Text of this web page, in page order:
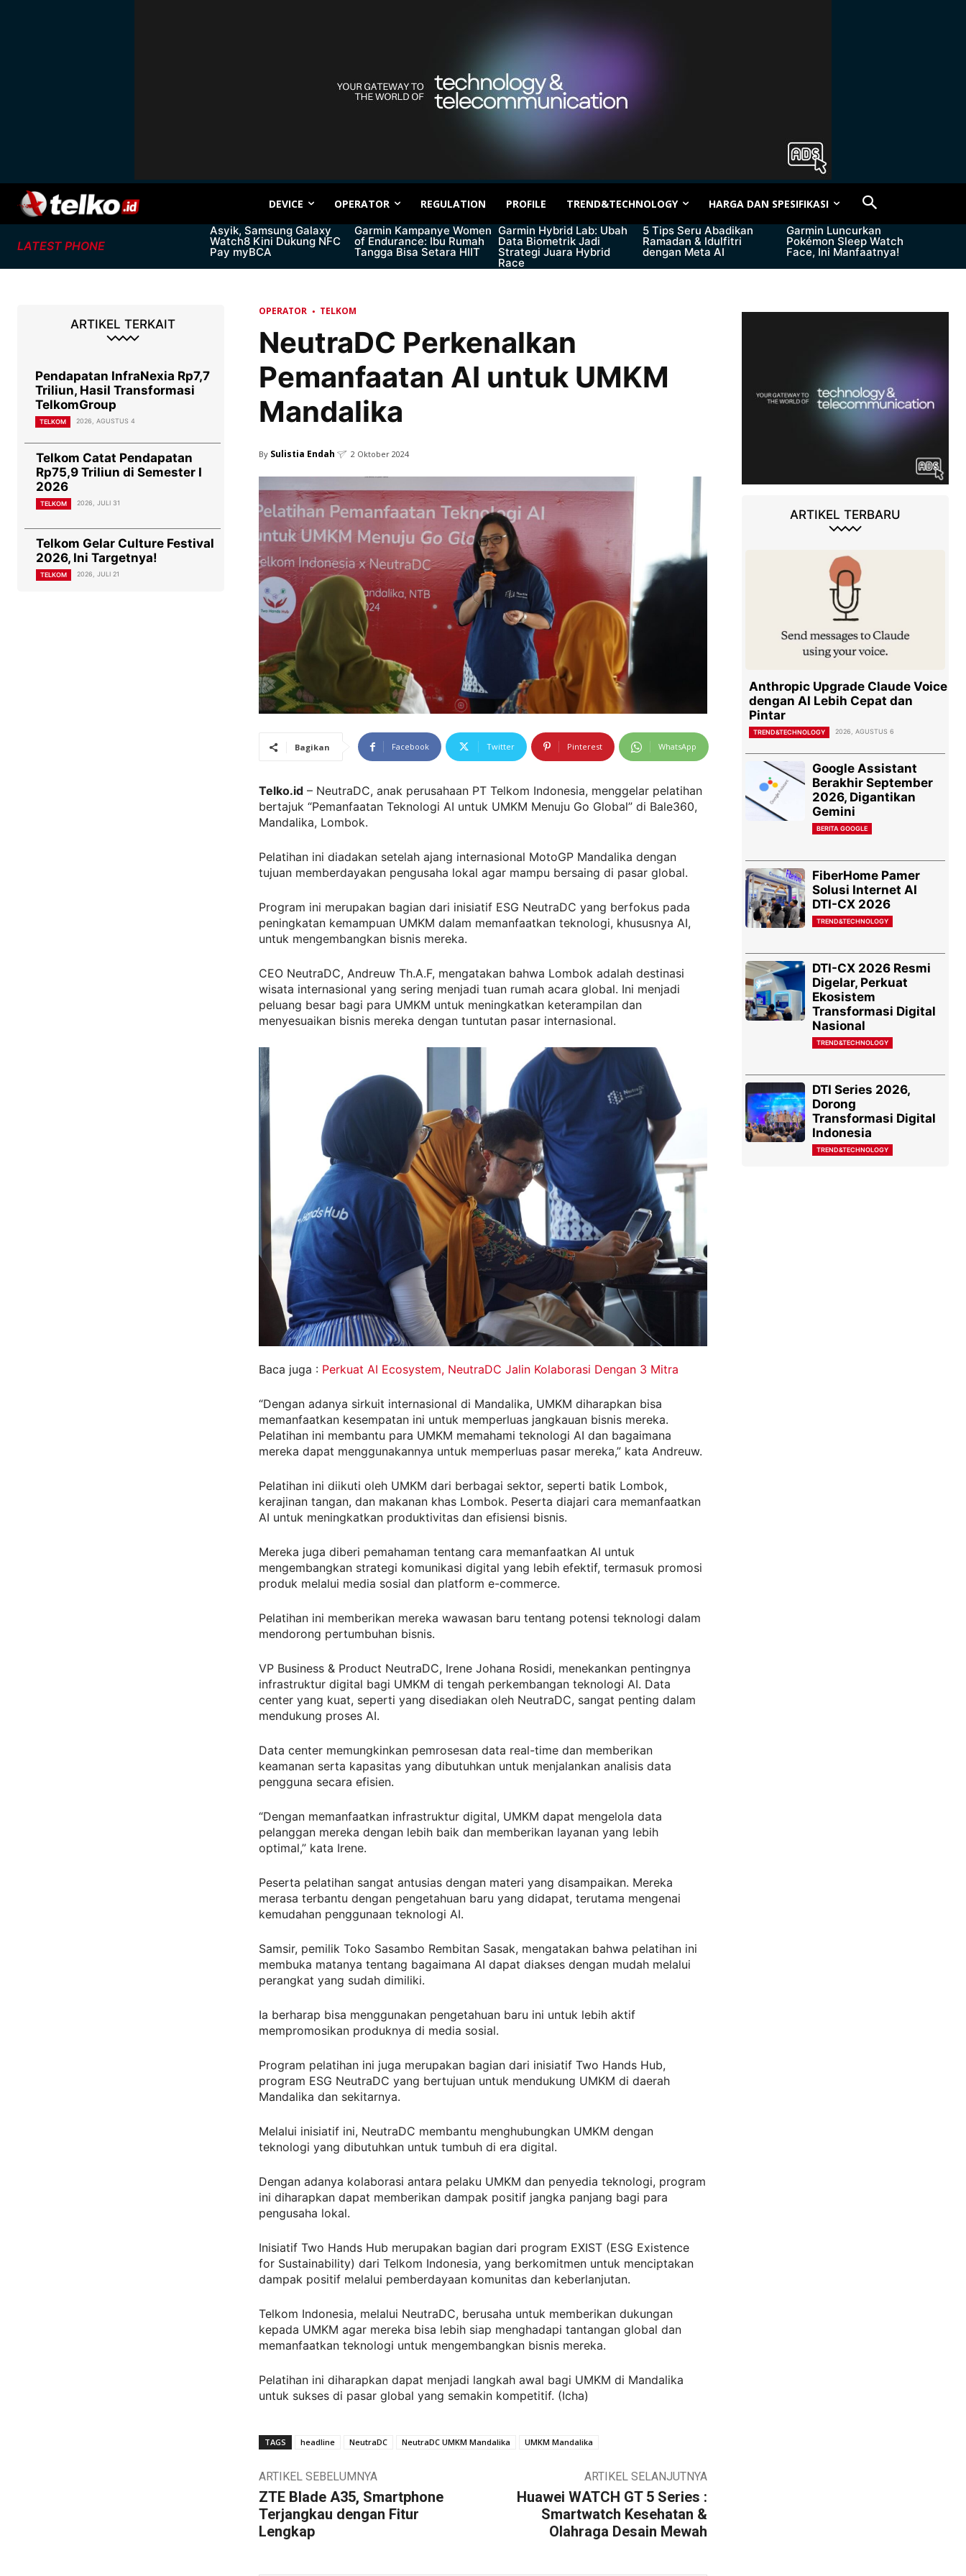
DEVICE OPERATOR REGULATION PROFILE TREND&TECHNOLOGY HARGA DAN SPESIFIKASI
LATEST PHONE
Asyik, Samsung Galaxy
Watch8 Kini Dukung NFC
Pay myBCA
Garmin Kampanye Women
of Endurance: Ibu Rumah
Tangga Bisa Setara HIIT
Garmin Hybrid Lab: Ubah
Data Biometrik Jadi
Strategi Juara Hybrid
Race
5 Tips Seru Abadikan
Ramadan & Idulfitri
dengan Meta AI
Garmin Luncurkan
Pokémon Sleep Watch
Face, Ini Manfaatnya!
ARTIKEL TERKAIT
Pendapatan InfraNexia Rp7,7
Triliun, Hasil Transformasi
TelkomGroup
TELKOM 2026, AGUSTUS 4
Telkom Catat Pendapatan
Rp75,9 Triliun di Semester I
2026
TELKOM 2026, JULI 31
Telkom Gelar Culture Festival
2026, Ini Targetnya!
TELKOM 2026, JULI 21
OPERATOR TELKOM
NeutraDC Perkenalkan
Pemanfaatan AI untuk UMKM
Mandalika
By Sulistia Endah 2 Oktober 2024
Bagikan Facebook Twitter Pinterest WhatsApp
Telko.id – NeutraDC, anak perusahaan PT Telkom Indonesia, menggelar pelatihan
bertajuk “Pemanfaatan Teknologi AI untuk UMKM Menuju Go Global” di Bale360,
Mandalika, Lombok.
Pelatihan ini diadakan setelah ajang internasional MotoGP Mandalika dengan
tujuan memberdayakan pengusaha lokal agar mampu bersaing di pasar global.
Program ini merupakan bagian dari inisiatif ESG NeutraDC yang berfokus pada
peningkatan kemampuan UMKM dalam memanfaatkan teknologi, khususnya AI,
untuk mengembangkan bisnis mereka.
CEO NeutraDC, Andreuw Th.A.F, mengatakan bahwa Lombok adalah destinasi
wisata internasional yang sering menjadi tuan rumah acara global. Ini menjadi
peluang besar bagi para UMKM untuk meningkatkan keterampilan dan
menyesuaikan bisnis mereka dengan tuntutan pasar internasional.
Baca juga : Perkuat AI Ecosystem, NeutraDC Jalin Kolaborasi Dengan 3 Mitra
“Dengan adanya sirkuit internasional di Mandalika, UMKM diharapkan bisa
memanfaatkan kesempatan ini untuk memperluas jangkauan bisnis mereka.
Pelatihan ini membantu para UMKM memahami teknologi AI dan bagaimana
mereka dapat menggunakannya untuk memperluas pasar mereka,” kata Andreuw.
Pelatihan ini diikuti oleh UMKM dari berbagai sektor, seperti batik Lombok,
kerajinan tangan, dan makanan khas Lombok. Peserta diajari cara memanfaatkan
AI untuk meningkatkan produktivitas dan efisiensi bisnis.
Mereka juga diberi pemahaman tentang cara memanfaatkan AI untuk
mengembangkan strategi komunikasi digital yang lebih efektif, termasuk promosi
produk melalui media sosial dan platform e-commerce.
Pelatihan ini memberikan mereka wawasan baru tentang potensi teknologi dalam
mendorong pertumbuhan bisnis.
VP Business & Product NeutraDC, Irene Johana Rosidi, menekankan pentingnya
infrastruktur digital bagi UMKM di tengah perkembangan teknologi AI. Data
center yang kuat, seperti yang disediakan oleh NeutraDC, sangat penting dalam
mendukung proses AI.
Data center memungkinkan pemrosesan data real-time dan memberikan
keamanan serta kapasitas yang dibutuhkan untuk menjalankan analisis data
pengguna secara efisien.
“Dengan memanfaatkan infrastruktur digital, UMKM dapat mengelola data
pelanggan mereka dengan lebih baik dan memberikan layanan yang lebih
optimal,” kata Irene.
Peserta pelatihan sangat antusias dengan materi yang disampaikan. Mereka
merasa terbantu dengan pengetahuan baru yang didapat, terutama mengenai
kemudahan penggunaan teknologi AI.
Samsir, pemilik Toko Sasambo Rembitan Sasak, mengatakan bahwa pelatihan ini
membuka matanya tentang bagaimana AI dapat diakses dengan mudah melalui
perangkat yang sudah dimiliki.
Ia berharap bisa menggunakan pengetahuan baru ini untuk lebih aktif
mempromosikan produknya di media sosial.
Program pelatihan ini juga merupakan bagian dari inisiatif Two Hands Hub,
program ESG NeutraDC yang bertujuan untuk mendukung UMKM di daerah
Mandalika dan sekitarnya.
Melalui inisiatif ini, NeutraDC membantu menghubungkan UMKM dengan
teknologi yang dibutuhkan untuk tumbuh di era digital.
Dengan adanya kolaborasi antara pelaku UMKM dan penyedia teknologi, program
ini diharapkan dapat memberikan dampak positif jangka panjang bagi para
pengusaha lokal.
Inisiatif Two Hands Hub merupakan bagian dari program EXIST (ESG Existence
for Sustainability) dari Telkom Indonesia, yang berkomitmen untuk menciptakan
dampak positif melalui pemberdayaan komunitas dan keberlanjutan.
Telkom Indonesia, melalui NeutraDC, berusaha untuk memberikan dukungan
kepada UMKM agar mereka bisa lebih siap menghadapi tantangan global dan
memanfaatkan teknologi untuk mengembangkan bisnis mereka.
Pelatihan ini diharapkan dapat menjadi langkah awal bagi UMKM di Mandalika
untuk sukses di pasar global yang semakin kompetitif. (Icha)
TAGS headline NeutraDC NeutraDC UMKM Mandalika UMKM Mandalika
ARTIKEL SEBELUMNYA
ZTE Blade A35, Smartphone
Terjangkau dengan Fitur
Lengkap
ARTIKEL SELANJUTNYA
Huawei WATCH GT 5 Series :
Smartwatch Kesehatan &
Olahraga Desain Mewah
ARTIKEL TERBARU
Anthropic Upgrade Claude Voice
dengan AI Lebih Cepat dan
Pintar
TREND&TECHNOLOGY 2026, AGUSTUS 6
Google Assistant
Berakhir September
2026, Digantikan
Gemini
BERITA GOOGLE
FiberHome Pamer
Solusi Internet AI
DTI-CX 2026
TREND&TECHNOLOGY
DTI-CX 2026 Resmi
Digelar, Perkuat
Ekosistem
Transformasi Digital
Nasional
TREND&TECHNOLOGY
DTI Series 2026,
Dorong
Transformasi Digital
Indonesia
TREND&TECHNOLOGY